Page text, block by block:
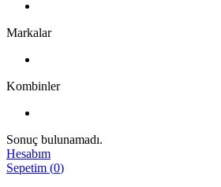
Markalar
Kombinler
Sonuç bulunamadı.
Hesabım
Sepetim (0)